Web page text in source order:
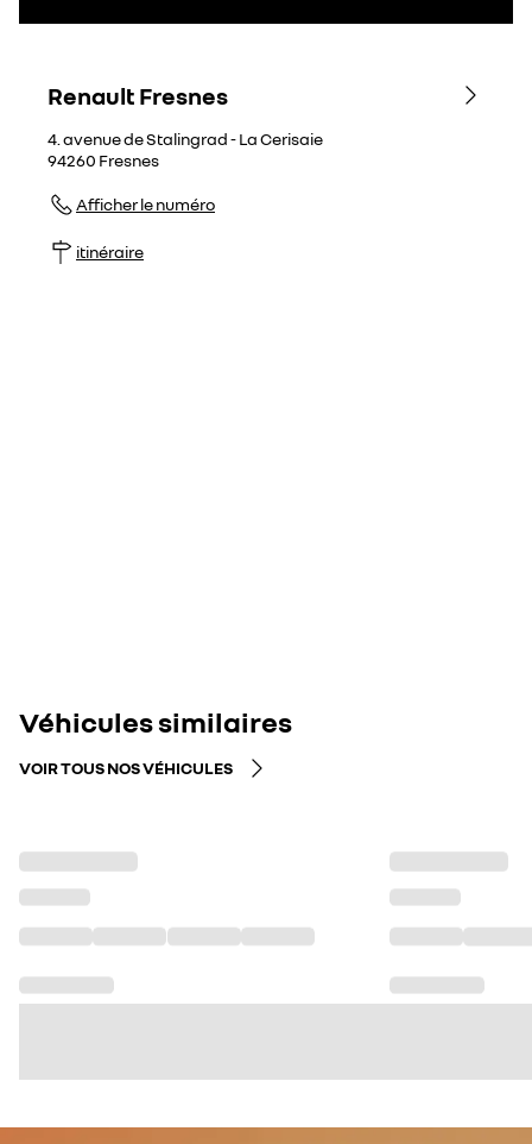
Renault Fresnes
4. avenue de Stalingrad - La Cerisaie
94260 Fresnes
Afficher le numéro
itinéraire
Véhicules similaires
VOIR TOUS NOS VÉHICULES